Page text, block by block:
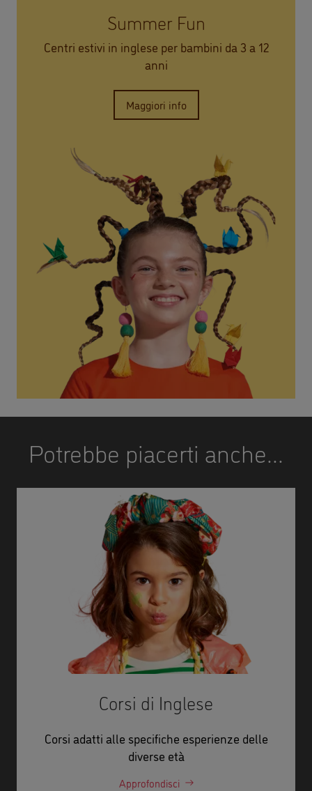
Summer Fun
Centri estivi in inglese per bambini da 3 a 12
anni
Maggiori info
Potrebbe piacerti anche...
Corsi di Inglese
Corsi adatti alle specifiche esperienze delle
diverse età
Approfondisci